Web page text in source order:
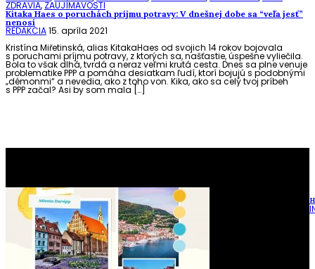
ZDRAVIA,ZAUJÍMAVOSTI
Kitaka Haes o poruchách príjmu potravy: V dnešnej dobe sa “veľa jesť”
nenosí
REDAKCIA15. apríla 2021
Kristína Miřetinská, alias KitakaHaes od svojich 14 rokov bojovala
s poruchami príjmu potravy, z ktorých sa, našťastie, úspešne vyliečila.
Bola to však dlhá, tvrdá a neraz veľmi krutá cesta. Dnes sa plne venuje
problematike PPP a pomáha desiatkam ľudí, ktorí bojujú s podobnými
„démonmi“ a nevedia, ako z toho von. Kika, ako sa celý tvoj príbeh
s PPP začal? Asi by som mala […]